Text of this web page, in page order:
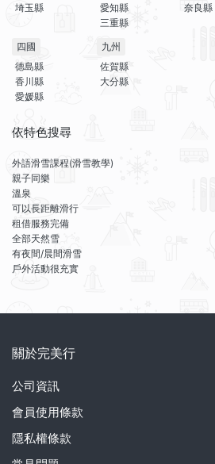
埼玉縣
愛知縣
三重縣
奈良縣
四國
德島縣
香川縣
愛媛縣
九州
佐賀縣
大分縣
依特色搜尋
外語滑雪課程(滑雪教學)
親子同樂
溫泉
可以長距離滑行
租借服務完備
全部天然雪
有夜間/晨間滑雪
戶外活動很充實
關於完美行
公司資訊
會員使用條款
隱私權條款